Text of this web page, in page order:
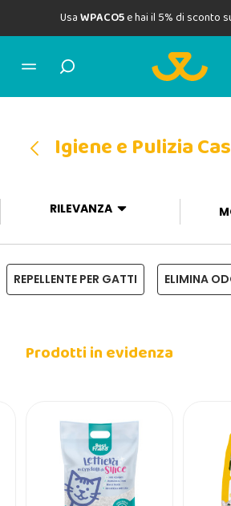
UsaWPACO5e hai il 5% di sconto
Igiene e Pulizia
RILEVANZA
REPELLENTE PER GATTI ELIMINA
Prodotti in evidenza